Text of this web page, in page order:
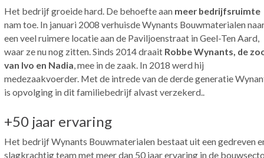
Het bedrijf groeide hard. De behoefte aan meer bedrijfsruimte
nam toe. In januari 2008 verhuisde Wynants Bouwmaterialen
een veel ruimere locatie aan de Paviljoenstraat in Geel-Ten Aard,
waar ze nu nog zitten. Sinds 2014 draait Robbe Wynants, de
van Ivo en Nadia, mee in de zaak. In 2018 werd hij
medezaakvoerder. Met de intrede van de derde generatie
is opvolging in dit familiebedrijf alvast verzekerd..
+50 jaar ervaring
Het bedrijf Wynants Bouwmaterialen bestaat uit een gedreven
slagkrachtig team met meer dan 50 jaar ervaring in de